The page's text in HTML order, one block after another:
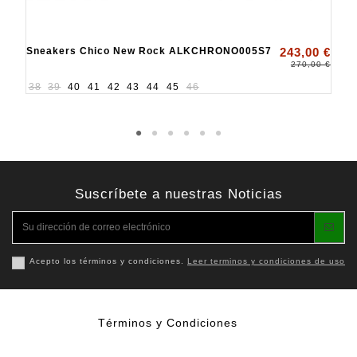
Sneakers Chico New Rock ALKCHRONO005S7 243,00 €
270,00 €
38 39 40 41 42 43 44 45 46
Suscríbete a nuestras Noticias
Acepto los términos y condiciones. Leer terminos y condiciones de uso
Términos y Condiciones